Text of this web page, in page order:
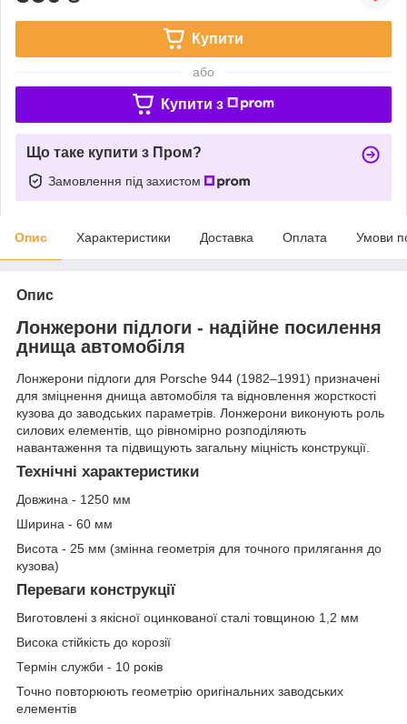
Купити
або
Купити з
Що таке купити з Пром?
Замовлення під захистом
Опис Характеристики Доставка Оплата Умови
Опис
Лонжерони підлоги - надійне посилення
днища автомобіля
Лонжерони підлоги для Porsche 944 (1982–1991) призначені
для зміцнення днища автомобіля та відновлення жорсткості
кузова до заводських параметрів. Лонжерони виконують роль
силових елементів, що рівномірно розподіляють
навантаження та підвищують загальну міцність конструкції.
Технічні характеристики
Довжина - 1250 мм
Ширина - 60 мм
Висота - 25 мм (змінна геометрія для точного прилягання до
кузова)
Переваги конструкції
Виготовлені з якісної оцинкованої сталі товщиною 1,2 мм
Висока стійкість до корозії
Термін служби - 10 років
Точно повторюють геометрію оригінальних заводських
елементів